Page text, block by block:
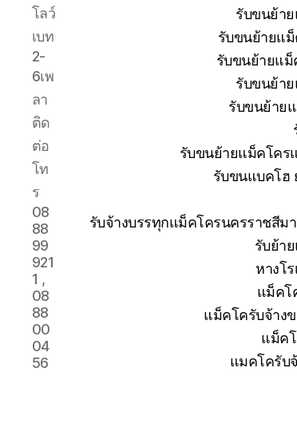
โลว์
เบท
2-
6เพ
ลา
ติด
ต่อ
โท
ร
08
88
99
921
1 ,
08
88
00
04
56
รับขนย้า
รับขนย้ายแม็
รับขนย้ายแม็
รับขนย้า
รับขนย้าย
รับขนย้ายแม็คโคร
รับขนแบคโฮ
รับจ้างบรรทุกแม็คโครนครราชสีม
รับย้า
หางโ
แม็คโ
แม็คโครับจ้าง
แม็คโ
แมคโครับ